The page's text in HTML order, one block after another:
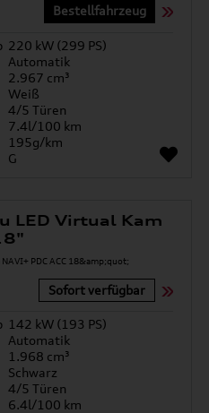
Bestellfahrzeug
220 kW (299 PS)
Automatik
2.967 cm³
Weiß
4/5 Türen
7.4l/100 km
195g/km
G
LED Virtual Kam
Sofort verfügbar
142 kW (193 PS)
Automatik
1.968 cm³
Schwarz
4/5 Türen
6.4l/100 km